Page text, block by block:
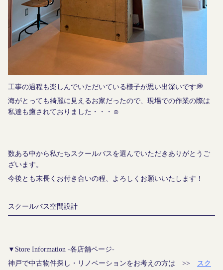
工事の過程も楽しんでいただいている様子が思い出深いです💭
海がとっても綺麗に見えるお家だったので、現場での作業の際は
私達も癒されておりました・・・☺︎
数ある中から私たちスクールバスを選んでいただきありがとうご
ざいます。
今後とも末長くお付き合いの程、よろしくお願いいたします！
スクールバス空間設計
▼Store Information -各店舗ページ-
神戸で中古物件探し・リノベーションをお考えの方は >> スク